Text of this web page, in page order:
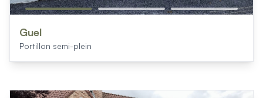
Guel
Portillon semi-plein